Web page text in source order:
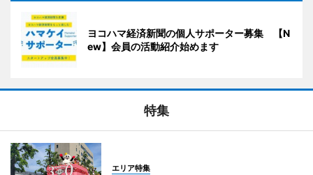
ヨコハマ経済新聞の個人サポーター募集 【N
ew】会員の活動紹介始めます
特集
エリア特集